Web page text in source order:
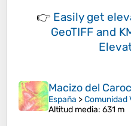
👉 Easily get
GeoTIFF and
Macizo del
España >Comunidad
Altitud media: 631 m